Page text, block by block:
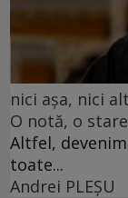
nici așa, nici
O notă, o
Altfel,
toate...
Andrei PLEŞU